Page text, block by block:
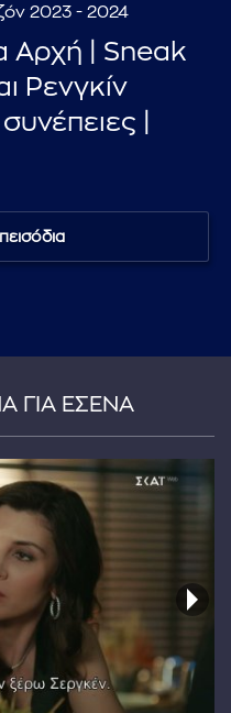
προς αναζήτηση
2023 - 2024
Αρχή | Sneak
Ρενγκίν
|
ΓΙΑ ΕΣΕΝΑ